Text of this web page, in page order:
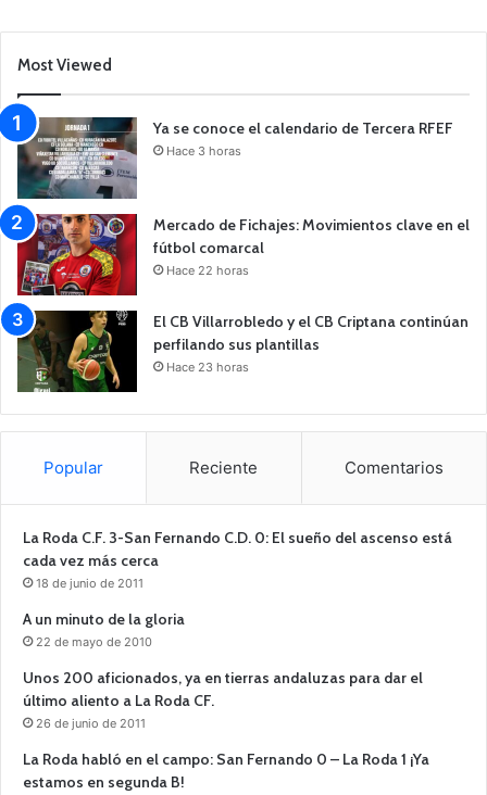
Most Viewed
Ya se conoce el calendario de Tercera RFEF
Hace 3 horas
Mercado de Fichajes: Movimientos clave en el
fútbol comarcal
Hace 22 horas
El CB Villarrobledo y el CB Criptana continúan
perfilando sus plantillas
Hace 23 horas
Popular Reciente Comentarios
La Roda C.F. 3-San Fernando C.D. 0: El sueño del ascenso está
cada vez más cerca
18 de junio de 2011
A un minuto de la gloria
22 de mayo de 2010
Unos 200 aficionados, ya en tierras andaluzas para dar el
último aliento a La Roda CF.
26 de junio de 2011
La Roda habló en el campo: San Fernando 0 – La Roda 1 ¡Ya
estamos en segunda B!